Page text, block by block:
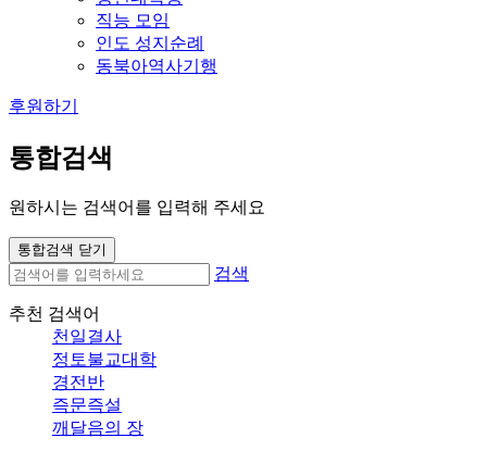
직능 모임
인도 성지순례
동북아역사기행
후원하기
통합검색
원하시는 검색어를 입력해 주세요
통합검색 닫기
검색
추천 검색어
천일결사
정토불교대학
경전반
즉문즉설
깨달음의 장